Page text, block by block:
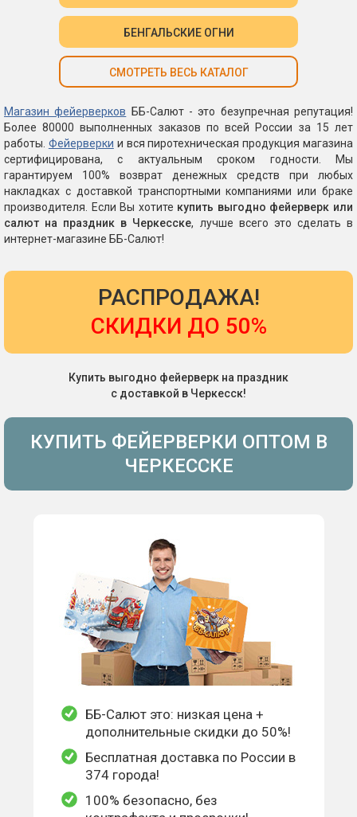
БЕНГАЛЬСКИЕ ОГНИ
СМОТРЕТЬ ВЕСЬ КАТАЛОГ
Магазин фейерверков ББ-Салют - это безупречная репутация!
Более 80000 выполненных заказов по всей России за 15 лет
работы. Фейерверки и вся пиротехническая продукция магазина
сертифицирована, с актуальным сроком годности. Мы
гарантируем 100% возврат денежных средств при любых
накладках с доставкой транспортными компаниями или браке
производителя. Если Вы хотите купить выгодно фейерверк или
салют на праздник в Черкесске, лучше всего это сделать в
интернет-магазине ББ-Салют!
РАСПРОДАЖА!
СКИДКИ ДО 50%
Купить выгодно фейерверк на праздник
с доставкой в Черкесск!
КУПИТЬ ФЕЙЕРВЕРКИ ОПТОМ В
ЧЕРКЕССКЕ
ББ-Салют это: низкая цена +
дополнительные скидки до 50%!
Бесплатная доставка по России в
374 города!
100% безопасно, без